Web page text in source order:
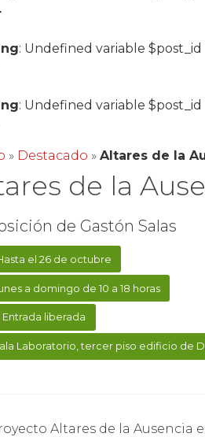
: Undefined variable
: Undefined variable
» Destacado »Altares de la
de la
de Gastón Salas
el 26 de octubre
a domingo de 10 a 18 horas
Entrada liberada
Laboratorio, tercer piso edificio de